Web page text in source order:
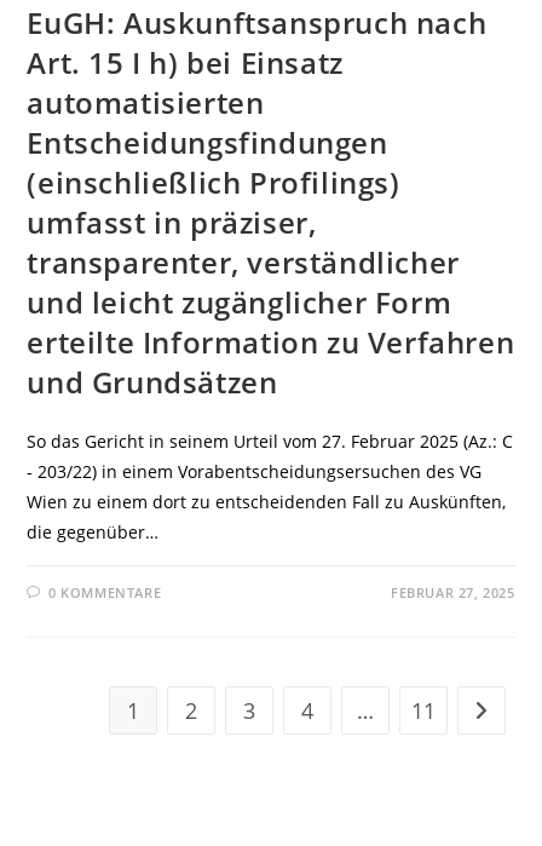
EuGH: Auskunftsanspruch nach
Art. 15 I h) bei Einsatz
automatisierten
Entscheidungsfindungen
(einschließlich Profilings)
umfasst in präziser,
transparenter, verständlicher
und leicht zugänglicher Form
erteilte Information zu Verfahren
und Grundsätzen
So das Gericht in seinem Urteil vom 27. Februar 2025 (Az.: C
‑ 203/22) in einem Vorabentscheidungsersuchen des VG
Wien zu einem dort zu entscheidenden Fall zu Auskünften,
die gegenüber…
0 KOMMENTARE FEBRUAR 27, 2025
1 2 3 4 … 11 Zur